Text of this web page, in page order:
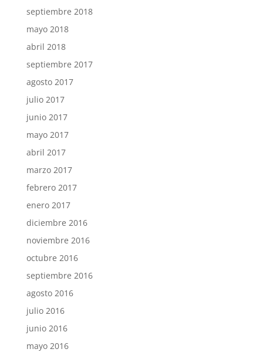
septiembre 2018
mayo 2018
abril 2018
septiembre 2017
agosto 2017
julio 2017
junio 2017
mayo 2017
abril 2017
marzo 2017
febrero 2017
enero 2017
diciembre 2016
noviembre 2016
octubre 2016
septiembre 2016
agosto 2016
julio 2016
junio 2016
mayo 2016